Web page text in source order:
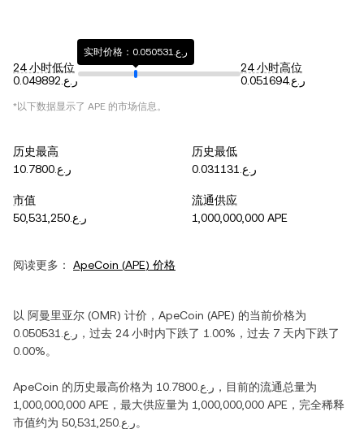
24 小时低位
ر.ع.0.049892
实时价格：ر.ع.0.050531
24 小时高位
ر.ع.0.051694
*以下数据显示了 APE 的市场信息。
历史最高
ر.ع.10.7800
历史最低
ر.ع.0.031131
市值
ر.ع.50,531,250
流通供应
1,000,000,000 APE
阅读更多： ApeCoin (APE) 价格
以 阿曼里亚尔 (OMR) 计价， ApeCoin (APE) 的当前价格为
ر.ع.0.050531 ，过去 24 小时内下跌了 1.00% ，过去 7 天内下跌了
0.00%。
ApeCoin 的历史最高价格为 ر.ع.10.7800 ，目前的流通总量为
1,000,000,000 APE ，最大供应量为 1,000,000,000 APE ，完全稀释
市值约为
ر.ع.50,531,250。